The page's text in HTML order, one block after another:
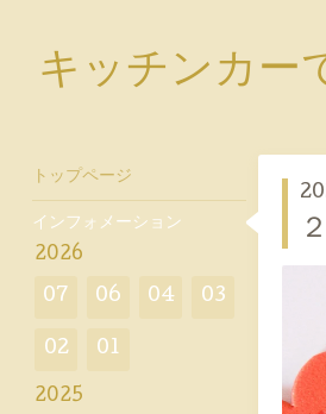
キッチンカー
トップページ
インフォメーション
2026
07 06 04 03
02 01
2025